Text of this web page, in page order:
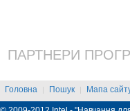
ПАРТНЕРИ
Головна | Пошук | Мапа